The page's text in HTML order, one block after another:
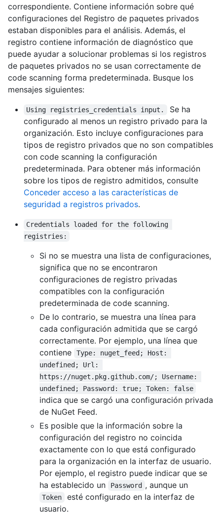
correspondiente. Contiene información sobre qué
configuraciones del Registro de paquetes privados
estaban disponibles para el análisis. Además, el
registro contiene información de diagnóstico que
puede ayudar a solucionar problemas si los registros
de paquetes privados no se usan correctamente de
code scanning forma predeterminada. Busque los
mensajes siguientes:
Using registries_credentials input.
Se ha
configurado al menos un registro privado para la
organización. Esto incluye configuraciones para
tipos de registro privados que no son compatibles
con code scanning la configuración
predeterminada. Para obtener más información
sobre los tipos de registro admitidos, consulte
Conceder acceso a las características de
seguridad a registros privados.
Credentials loaded for the following
registries:
Si no se muestra una lista de configuraciones,
significa que no se encontraron
configuraciones de registro privadas
compatibles con la configuración
predeterminada de code scanning.
De lo contrario, se muestra una línea para
cada configuración admitida que se cargó
correctamente. Por ejemplo, una línea que
contiene
Type: nuget_feed; Host:
undefined; Url:
https://nuget.pkg.github.com/; Username:
undefined; Password: true; Token: false
indica que se cargó una configuración privada
de NuGet Feed.
Es posible que la información sobre la
configuración del registro no coincida
exactamente con lo que está configurado
para la organización en la interfaz de usuario.
Por ejemplo, el registro puede indicar que se
ha establecido un
Password , aunque un
Token
esté configurado en la interfaz de
usuario.